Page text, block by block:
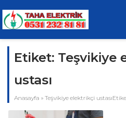
Etiket: Teşvikiye
ustası
Anasayfa » Teşvikiye elektrikçi